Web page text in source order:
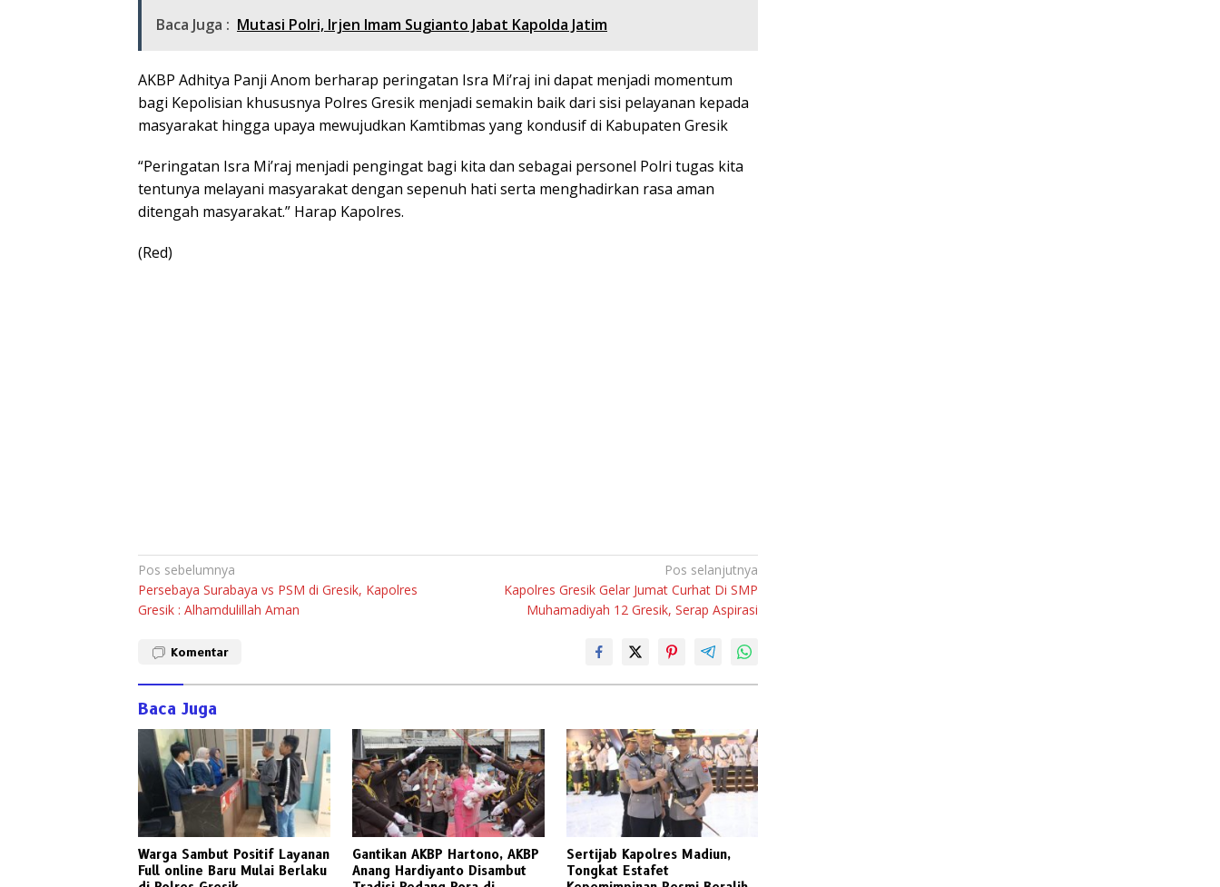
Baca Juga : Mutasi Polri, Irjen Imam Sugianto Jabat Kapolda Jatim
AKBP Adhitya Panji Anom berharap peringatan Isra Mi’raj ini dapat menjadi momentum
bagi Kepolisian khususnya Polres Gresik menjadi semakin baik dari sisi pelayanan kepada
masyarakat hingga upaya mewujudkan Kamtibmas yang kondusif di Kabupaten Gresik
“Peringatan Isra Mi’raj menjadi pengingat bagi kita dan sebagai personel Polri tugas kita
tentunya melayani masyarakat dengan sepenuh hati serta menghadirkan rasa aman
ditengah masyarakat.” Harap Kapolres.
(Red)
Navigasi
pos
Pos sebelumnya
Persebaya Surabaya vs PSM di Gresik, Kapolres
Gresik : Alhamdulillah Aman
Pos selanjutnya
Kapolres Gresik Gelar Jumat Curhat Di SMP
Muhamadiyah 12 Gresik, Serap Aspirasi
Komentar
Baca Juga
Warga Sambut Positif Layanan
Full online Baru Mulai Berlaku
Gantikan AKBP Hartono, AKBP
Anang Hardiyanto Disambut
Sertijab Kapolres Madiun,
Tongkat Estafet